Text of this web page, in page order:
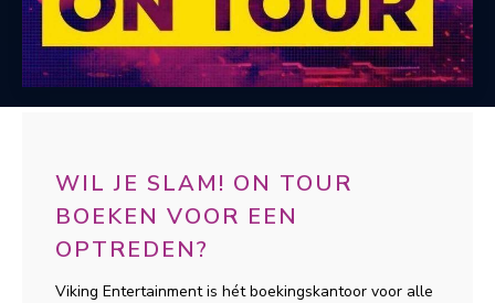
WIL JE SLAM! ON TOUR
BOEKEN VOOR EEN
OPTREDEN?
Viking Entertainment is hét boekingskantoor voor alle